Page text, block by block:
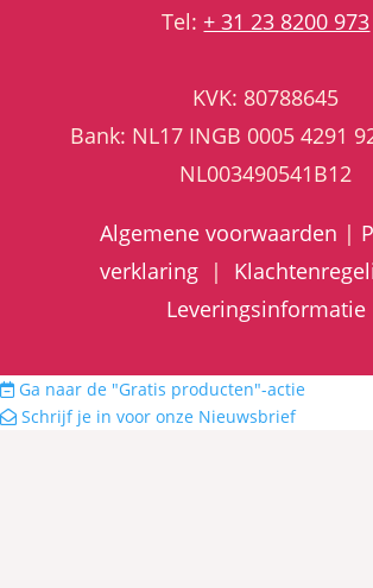
Tel: + 31 23 8200 973
KVK: 80788645
Bank: NL17 INGB 0005 4291
NL003490541B12
Algemene voorwaarden |
verklaring |
Leveringsinformatie
Ga naar de "Gratis producten"-actie
Schrijf je in voor onze Nieuwsbrief